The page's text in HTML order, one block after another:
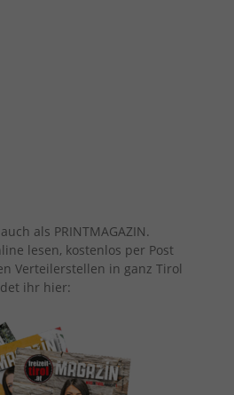
als PRINTMAGAZIN.
lesen, kostenlos per Post
Verteilerstellen in ganz Tirol
ihr hier: